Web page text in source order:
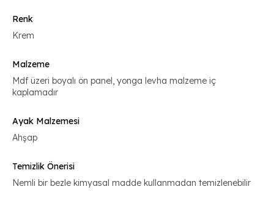
Renk
Krem
Malzeme
Mdf üzeri boyalı ön panel, yonga levha malzeme iç
kaplamadır
Ayak Malzemesi
Ahşap
Temizlik Önerisi
Nemli bir bezle kimyasal madde kullanmadan temizlenebilir